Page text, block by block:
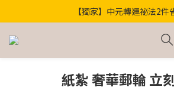
歡迎光臨！新會員贈100
【獨家】中元轉運祕法2件
歡迎光臨！新會員贈100
紙紮 奢華郵輪 立